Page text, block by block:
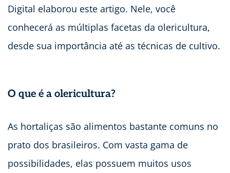
Digital elaborou este artigo. Nele, você
conhecerá as múltiplas facetas da olericultura,
desde sua importância até as técnicas de cultivo.
O que é a olericultura?
As hortaliças são alimentos bastante comuns no
prato dos brasileiros. Com vasta gama de
possibilidades, elas possuem muitos usos